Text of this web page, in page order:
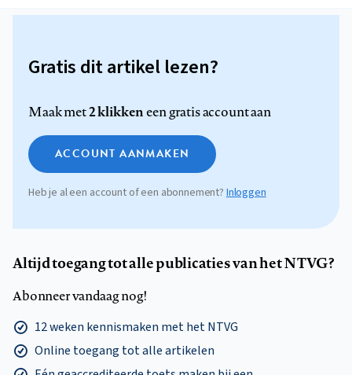
Gratis dit artikel lezen?
Maak met2 klikkeneen gratis account aan
ACCOUNT AANMAKEN
Heb je al een account of een abonnement? Inloggen
Altijd toegang tot alle publicaties van het NTVG?
Abonneer vandaag nog!
12 weken kennismaken met het NTVG
Online toegang tot alle artikelen